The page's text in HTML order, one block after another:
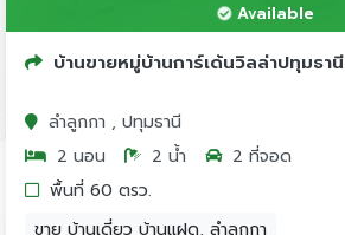
Available
บ้านขายหมู่บ้านการ์เด้นวิลล่าปทุมธานี
ลำลูกกา , ปทุมธานี
2 นอน
2 น้ำ
2 ที่จอด
พื้นที่ 60 ตรว.
ขาย บ้านเดี่ยว บ้านแฝด, ลำลูกกา